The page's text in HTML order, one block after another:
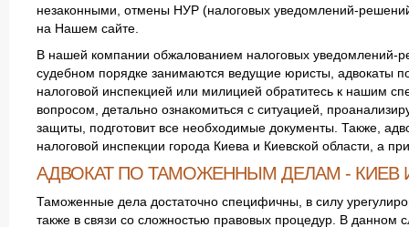
незаконными, отмены НУР (налоговых уведомлений-
на Нашем сайте.
В нашей компании обжалованием налоговых уведомлений-
судебном порядке занимаются ведущие юристы, адвокаты
налоговой инспекцией или милицией обратитесь к нашим
вопросом, детально ознакомиться с ситуацией,
защиты, подготовит все необходимые документы. Также,
налоговой инспекции города Киева и Киевской области, а
АДВОКАТ ПО ТАМОЖЕННЫМ ДЕЛАМ - КИЕВ
Таможенные дела достаточно специфичны, в силу
также в связи со сложностью правовых процедур. В данном